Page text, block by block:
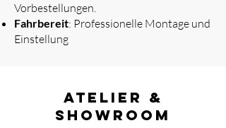
Vorbestellungen.
Fahrbereit: Professionelle Montage und
Einstellung
atelier &
showroom